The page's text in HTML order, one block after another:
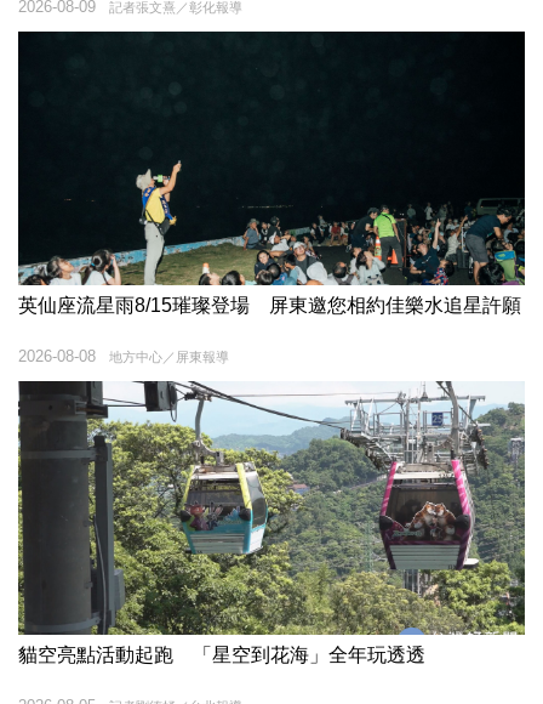
記者張文熹／彰化報導
2026-08-09
英仙座流星雨8/15璀璨登場 屏東邀您相約佳樂水追星許願
地方中心／屏東報導
2026-08-08
貓空亮點活動起跑 「星空到花海」全年玩透透